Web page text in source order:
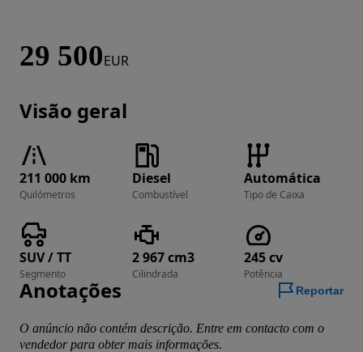
29 500EUR
Visão geral
211 000 km
Quilómetros
Diesel
Combustível
Automática
Tipo de Caixa
SUV / TT
Segmento
2 967 cm3
Cilindrada
245 cv
Potência
Anotações Reportar
O anúncio não contém descrição. Entre em contacto com o
vendedor para obter mais informações.